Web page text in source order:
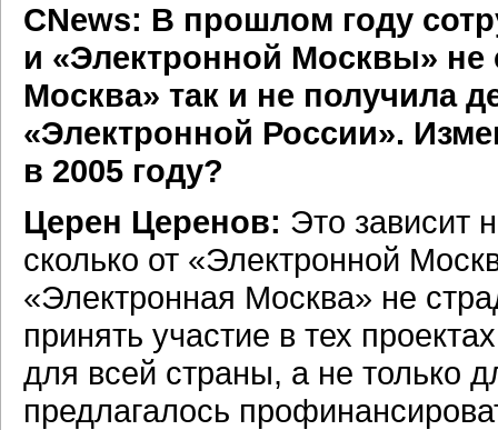
СNews: В прошлом году
и «Электронной Москвы»
Москва» так и не получила
«Электронной России».
в 2005 году?
Церен Церенов: Это зависит
сколько от «Электронной
«Электронная Москва» не
принять участие в тех
для всей страны, а не только
предлагалось